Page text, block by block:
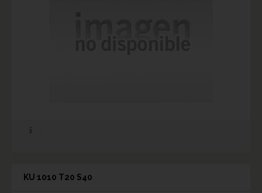
KU 1010 T20 S40